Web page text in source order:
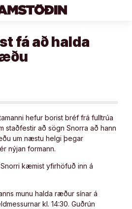
fá að halda
hefur borist bréf frá fulltrúa
staðfestir að sögn Snorra að hann
um næstu helgi þegar
nýjan formann.
kæmist yfirhöfuð inn á
munu halda ræður sínar á
kl. 14:30. Guðrún